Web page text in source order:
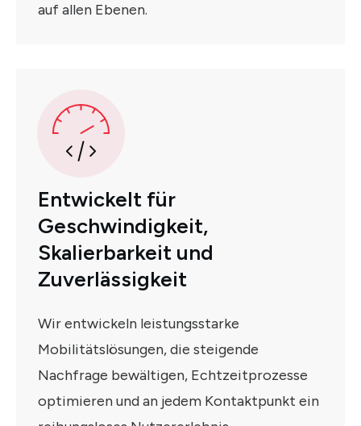
auf allen Ebenen.
Entwickelt für
Geschwindigkeit,
Skalierbarkeit und
Zuverlässigkeit
Wir entwickeln leistungsstarke
Mobilitätslösungen, die steigende
Nachfrage bewältigen, Echtzeitprozesse
optimieren und an jedem Kontaktpunkt ein